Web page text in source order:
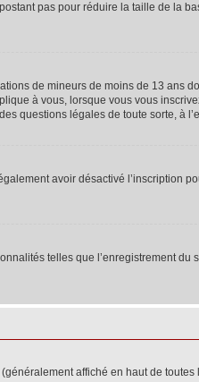
pas pour réduire la taille de la
de mineurs de moins de 13 ans
à vous, lorsque vous vous
questions légales de toute sorte, à
avoir désactivé l’inscription
telles que l’enregistrement du
(généralement affiché en haut de toutes